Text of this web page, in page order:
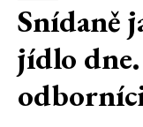
Snídaně
jídlo